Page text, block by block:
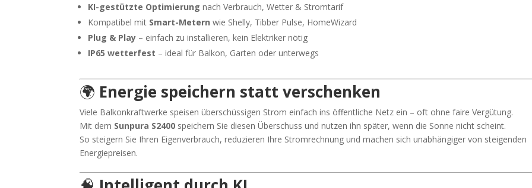
KI-gestützte Optimierung nach Verbrauch, Wetter & Stromtarif
Kompatibel mit Smart-Metern wie Shelly, Tibber Pulse, HomeWizard
Plug & Play – einfach zu installieren, kein Elektriker nötig
IP65 wetterfest – ideal für Balkon, Garten oder unterwegs
🌍 Energie speichern statt verschenken
Viele Balkonkraftwerke speisen überschüssigen Strom einfach ins öffentliche Netz ein – oft ohne faire Vergütung.
Mit dem Sunpura S2400 speichern Sie diesen Überschuss und nutzen ihn später, wenn die Sonne nicht scheint.
So steigern Sie Ihren Eigenverbrauch, reduzieren Ihre Stromrechnung und machen sich unabhängiger von steigenden
Energiepreisen.